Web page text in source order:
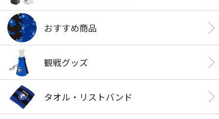
おすすめ商品
観戦グッズ
タオル・リストバンド